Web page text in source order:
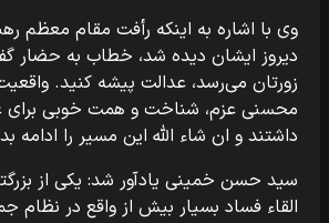
وی با اشاره به اینکه رأفت مقام معظم
دیروز ایشان دیده شد، خطاب به حضار
زورتان می‌رسد، عدالت پیشه کنید.
محسنی عزم، شناخت و همت خوبی برای
داشتند و ان شاء الله این مسیر را ادامه
سید حسن خمینی یادآور شد: یکی از
القاء فساد بسیار بیش از واقع در نظام